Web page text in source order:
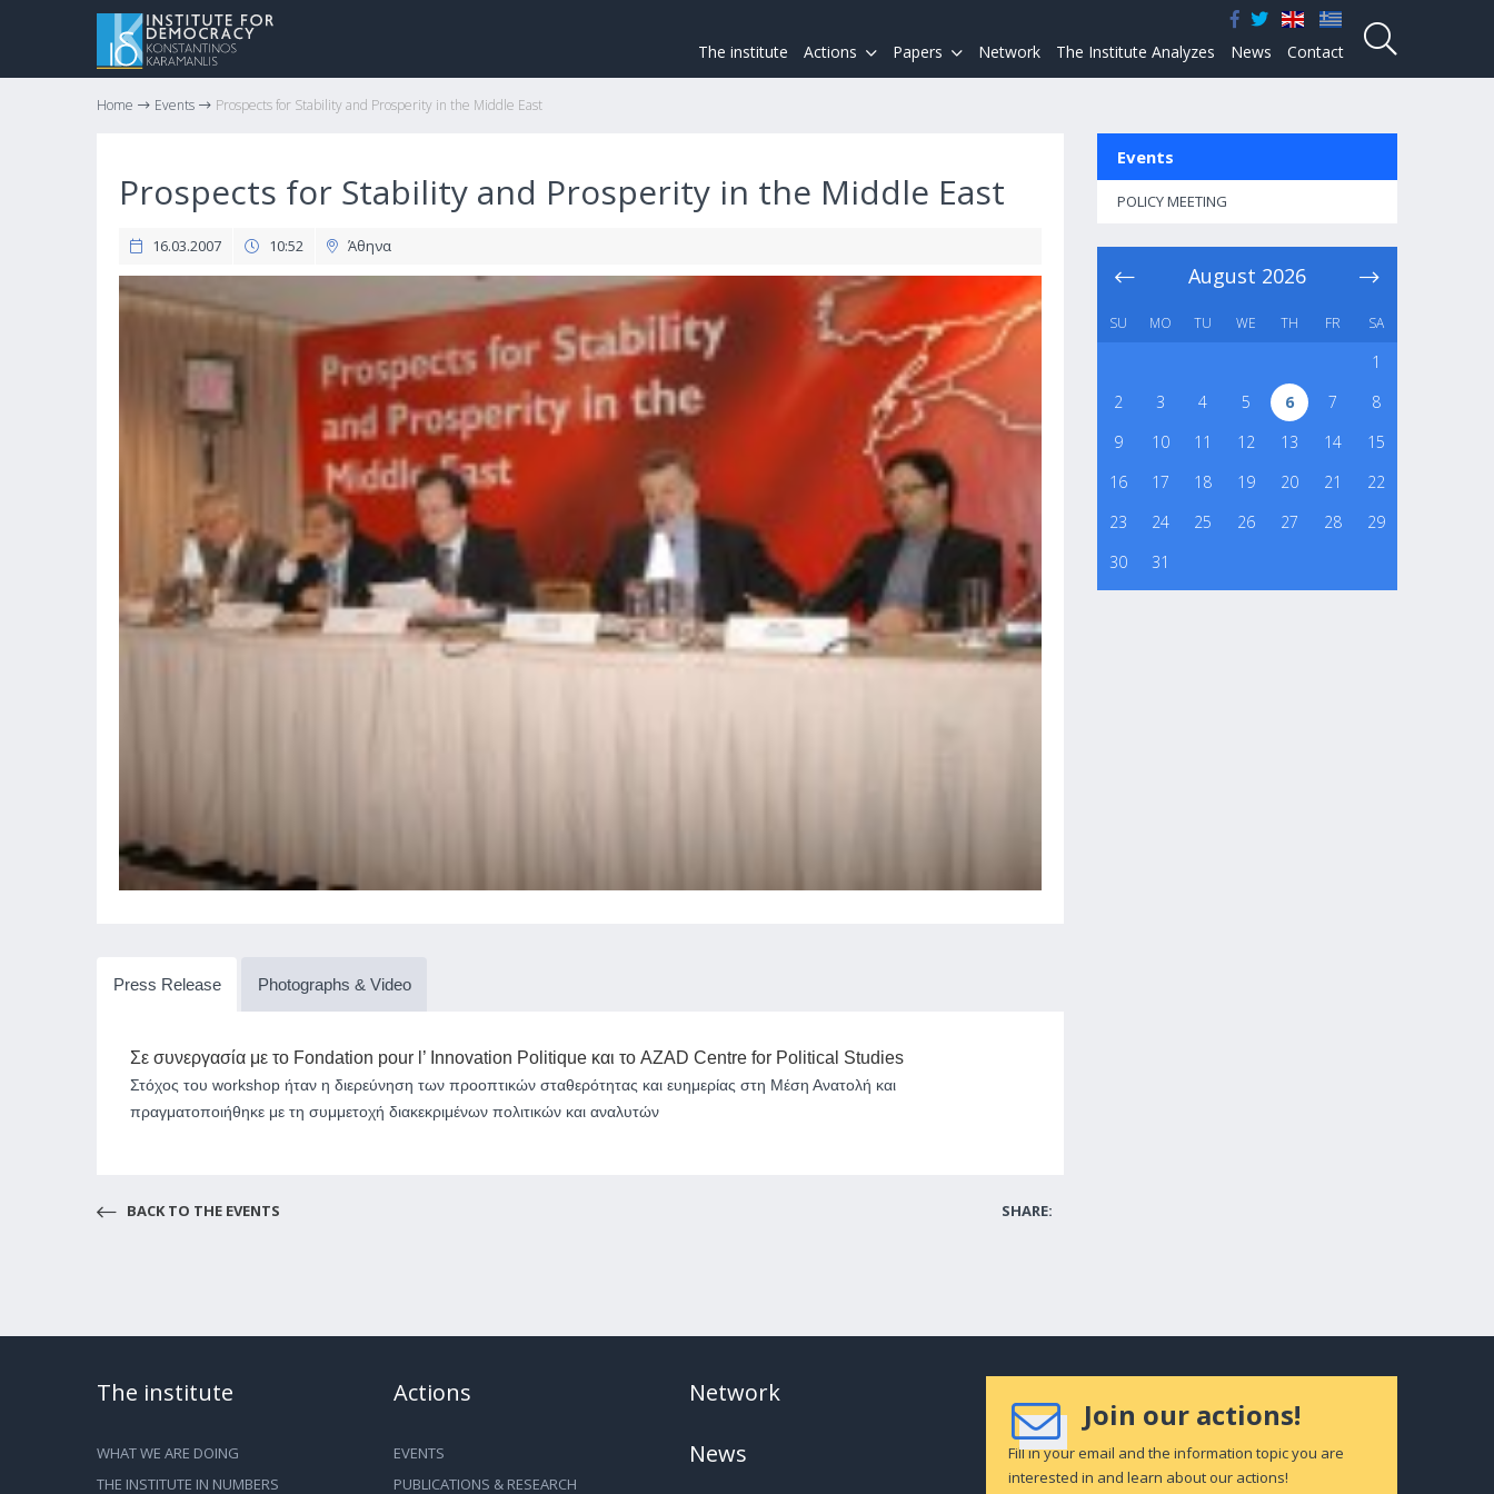
The institute Actions Papers Network The Institute Analyzes News Contact
Home Events Prospects for Stability and Prosperity in the Middle East
Prospects for Stability and Prosperity in the Middle East
16.03.2007 10:52 Άθηνα
Press Release Photographs & Video
Σε συνεργασία με το Fondation pour l’ Innovation Politique και το AZAD Centre for Political Studies
Στόχος του workshop ήταν η διερεύνηση των προοπτικών σταθερότητας και ευημερίας στη Μέση Ανατολή και
πραγματοποιήθηκε με τη συμμετοχή διακεκριμένων πολιτικών και αναλυτών
BACK TO THE EVENTS SHARE:
Events
POLICY MEETING
August 2026
SU MO TU WE TH FR SA
1
2
3 4 5 6 7
8
9
10 11 12 13 14
15
16
17 18 19 20 21
22
23
24 25 26 27 28
29
30
31
The institute
WHAT WE ARE DOING
THE INSTITUTE IN NUMBERS
Actions
EVENTS
PUBLICATIONS & RESEARCH
Network
News
Join our actions!
Fill in your email and the information topic you are
interested in and learn about our actions!